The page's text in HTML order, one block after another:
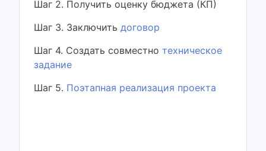
Шаг 2. Получить оценку бюджета (КП)
Шаг 3. Заключить договор
Шаг 4. Создать совместно техническое
задание
Шаг 5. Поэтапная реализация проекта